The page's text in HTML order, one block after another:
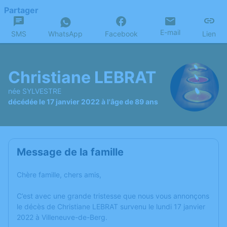
Partager
SMS WhatsApp Facebook E-mail Lien
Christiane LEBRAT
née SYLVESTRE
décédée le 17 janvier 2022 à l'âge de 89 ans
Message de la famille
Chère famille, chers amis,
C’est avec une grande tristesse que nous vous annonçons
le décès de Christiane LEBRAT survenu le lundi 17 janvier
2022 à Villeneuve-de-Berg.